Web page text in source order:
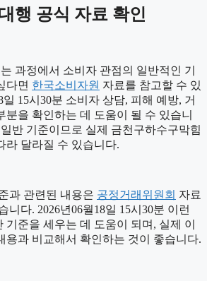
행 공식 자료 확인
과정에서 소비자 관점의 일반적인 기
다면 한국소비자원 자료를 참고할 수 있
일 15시30분 소비자 상담, 피해 예방, 거
분을 확인하는 데 도움이 될 수 있습니
반 기준이므로 실제 금천구하수구막힘
라 달라질 수 있습니다.
과 관련된 내용은 공정거래위원회 자료
니다. 2026년06월18일 15시30분 이런
기준을 세우는 데 도움이 되며, 실제 이
용과 비교해서 확인하는 것이 좋습니다.